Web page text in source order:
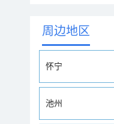
周边地区
怀宁
池州